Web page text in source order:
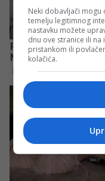
Neki dobavljači mogu
temelju legitimnog
nastavku možete
dnu ove stranice ili
pristankom ili
kolačića.